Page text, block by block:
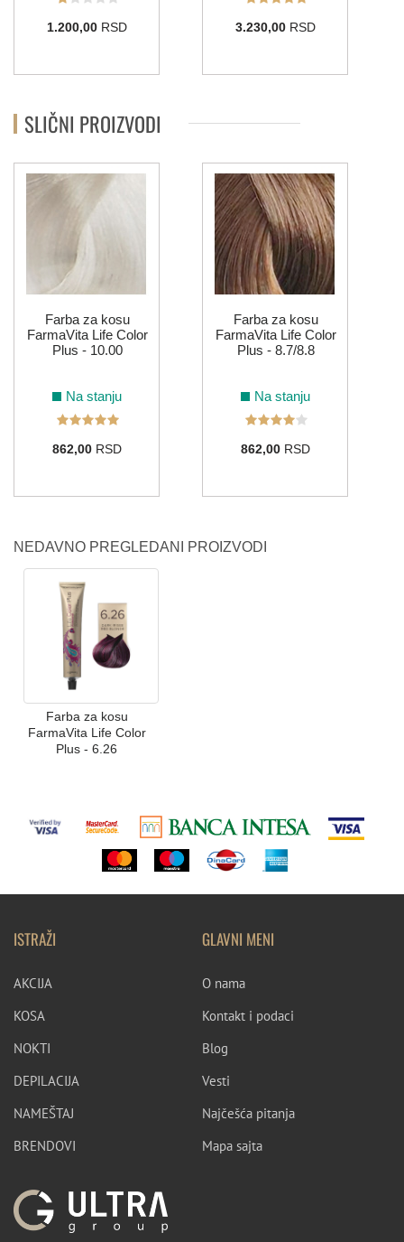
1.200,00RSD 3.230,00RSD
SLIČNI PROIZVODI
Farba za kosu
FarmaVita Life Color
Plus - 10.00
Na stanju
862,00RSD
Farba za kosu
FarmaVita Life Color
Plus - 8.7/8.8
Na stanju
862,00RSD
NEDAVNO PREGLEDANI PROIZVODI
Farba za kosu
FarmaVita Life Color
Plus - 6.26
ISTRAŽI
AKCIJA
KOSA
NOKTI
DEPILACIJA
NAMEŠTAJ
BRENDOVI
GLAVNI MENI
O nama
Kontakt i podaci
Blog
Vesti
Najčešća pitanja
Mapa sajta